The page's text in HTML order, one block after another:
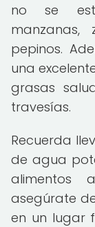
no se
manzanas,
pepinos.
una
grasas
travesías.
Recuerda
de agua
alimentos
asegúrate
en un lugar